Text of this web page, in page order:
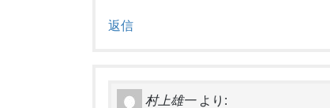
返信
村上雄一 より: